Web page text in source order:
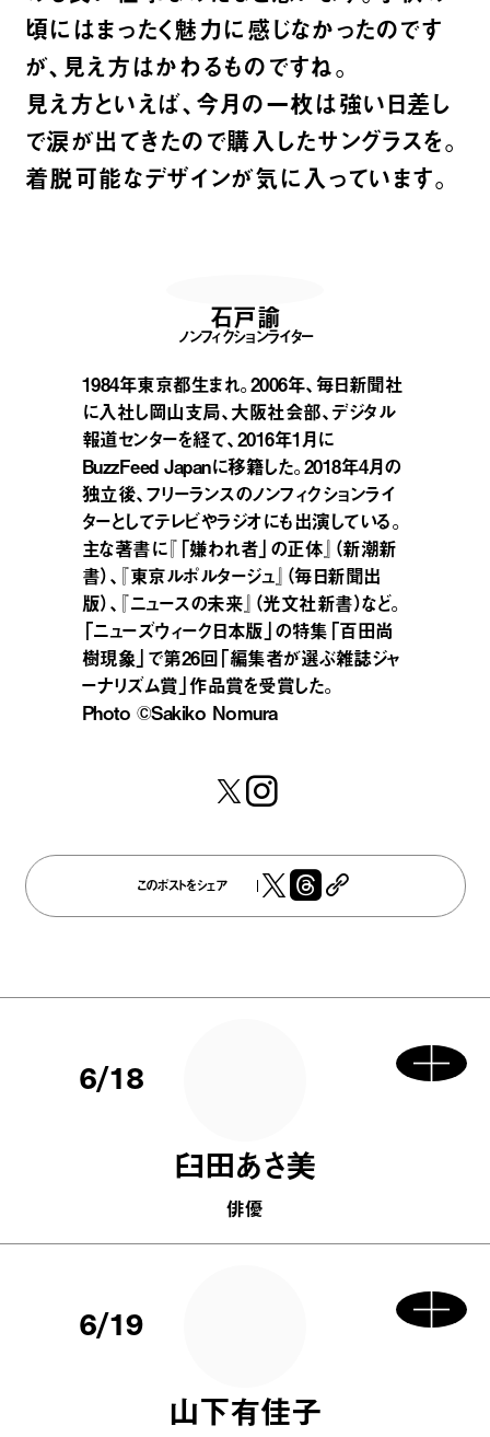
頃にはまったく魅力に感じなかったのです
が、見え方はかわるものですね。
見え方といえば、今月の一枚は強い日差し
で涙が出てきたので購入したサングラスを。
着脱可能なデザインが気に入っています。
石戸諭
ノンフィクションライター
1984年東京都生まれ。2006年、毎日新聞社
に入社し岡山支局、大阪社会部、デジタル
報道センターを経て、2016年1月に
BuzzFeed Japanに移籍した。2018年4月の
独立後、フリーランスのノンフィクションライ
ターとしてテレビやラジオにも出演している。
主な著書に『「嫌われ者」の正体』（新潮新
書）、『東京ルポルタージュ』（毎日新聞出
版）、『ニュースの未来』（光文社新書）など。
「ニューズウィーク日本版」の特集「百田尚
樹現象」で第26回「編集者が選ぶ雑誌ジャ
ーナリズム賞」作品賞を受賞した。
Photo ©️Sakiko Nomura
このポストをシェア
6/18
臼田あさ美
俳優
6/19
山下有佳子